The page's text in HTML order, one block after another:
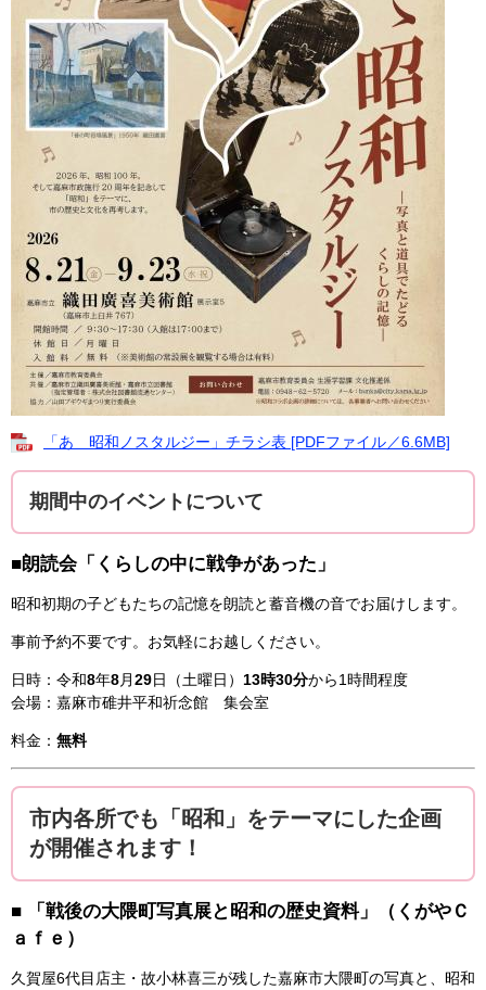
「あゝ昭和ノスタルジー」チラシ表 [PDFファイル／6.6MB]
期間中のイベントについて
■朗読会「くらしの中に戦争があった」
昭和初期の子どもたちの記憶を朗読と蓄音機の音でお届けします。
事前予約不要です。お気軽にお越しください。
日時：令和8年8月29日（土曜日） 13時30分から1時間程度
会場：嘉麻市碓井平和祈念館 集会室
料金： 無料
市内各所でも「昭和」をテーマにした企画
が開催されます！
■ 「戦後の大隈町写真展と昭和の歴史資料」（くがやＣ
ａｆｅ）
久賀屋6代目店主・故小林喜三が残した嘉麻市大隈町の写真と、昭和